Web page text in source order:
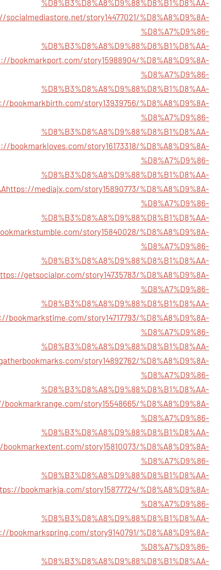
%D8%B3%D8%A8%D9%88%D8%B1%D8%AA-
socialmediastore.net/story14477021/%D8%A8%D9%8A-
%D8%A7%D9%86-
%D8%B3%D8%A8%D9%88%D8%B1%D8%AA-
bookmarkport.com/story15988904/%D8%A8%D9%8A-
%D8%A7%D9%86-
%D8%B3%D8%A8%D9%88%D8%B1%D8%AA-
bookmarkbirth.com/story13939756/%D8%A8%D9%8A-
%D8%A7%D9%86-
%D8%B3%D8%A8%D9%88%D8%B1%D8%AA-
bookmarkloves.com/story16173318/%D8%A8%D9%8A-
%D8%A7%D9%86-
%D8%B3%D8%A8%D9%88%D8%B1%D8%AA-
https://mediajx.com/story15890773/%D8%A8%D9%8A-
%D8%A7%D9%86-
%D8%B3%D8%A8%D9%88%D8%B1%D8%AA-
story15840028/%D8%A8%D9%8A-
%D8%A7%D9%86-
%D8%B3%D8%A8%D9%88%D8%B1%D8%AA-
getsocialpr.com/story14735783/%D8%A8%D9%8A-
%D8%A7%D9%86-
%D8%B3%D8%A8%D9%88%D8%B1%D8%AA-
bookmarkstime.com/story14717793/%D8%A8%D9%8A-
%D8%A7%D9%86-
%D8%B3%D8%A8%D9%88%D8%B1%D8%AA-
story14892762/%D8%A8%D9%8A-
%D8%A7%D9%86-
%D8%B3%D8%A8%D9%88%D8%B1%D8%AA-
story15548665/%D8%A8%D9%8A-
%D8%A7%D9%86-
%D8%B3%D8%A8%D9%88%D8%B1%D8%AA-
story15810073/%D8%A8%D9%8A-
%D8%A7%D9%86-
%D8%B3%D8%A8%D9%88%D8%B1%D8%AA-
bookmarkja.com/story15877724/%D8%A8%D9%8A-
%D8%A7%D9%86-
%D8%B3%D8%A8%D9%88%D8%B1%D8%AA-
bookmarkspring.com/story9140791/%D8%A8%D9%8A-
%D8%A7%D9%86-
%D8%B3%D8%A8%D9%88%D8%B1%D8%AA-